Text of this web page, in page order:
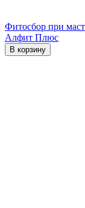
Фитосбор при
Алфит Плюс
В корзину